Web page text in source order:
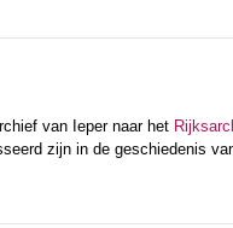
van Ieper naar het
zijn in de geschiedenis